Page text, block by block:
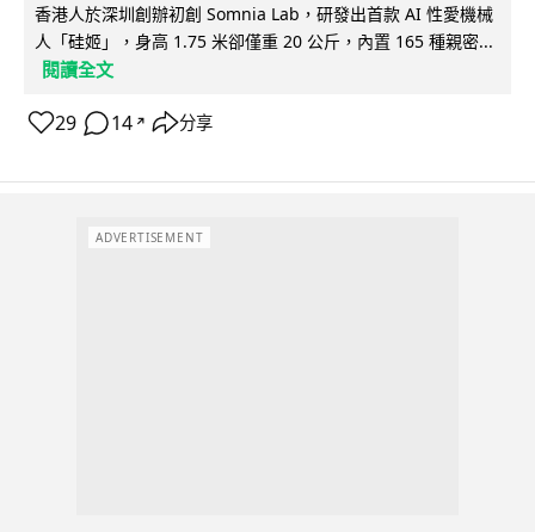
香港人於深圳創辦初創 Somnia Lab，研發出首款 AI 性愛機械
人「硅姬」，身高 1.75 米卻僅重 20 公斤，內置 165 種親密...
閱讀全文
29 14 ↗ 分享
ADVERTISEMENT